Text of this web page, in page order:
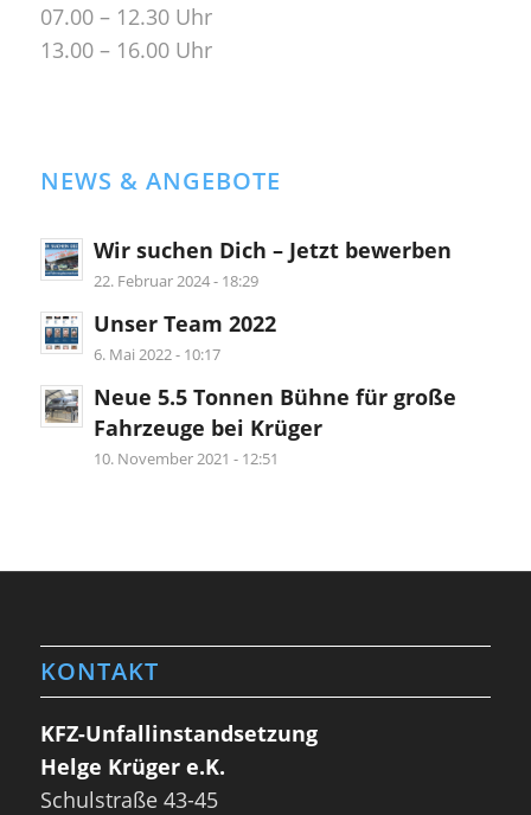
07.00 – 12.30 Uhr
13.00 – 16.00 Uhr
NEWS & ANGEBOTE
Wir suchen Dich – Jetzt bewerben
22. Februar 2024 - 18:29
Unser Team 2022
6. Mai 2022 - 10:17
Neue 5.5 Tonnen Bühne für große
Fahrzeuge bei Krüger
10. November 2021 - 12:51
KONTAKT
KFZ-Unfallinstandsetzung
Helge Krüger e.K.
Schulstraße 43-45